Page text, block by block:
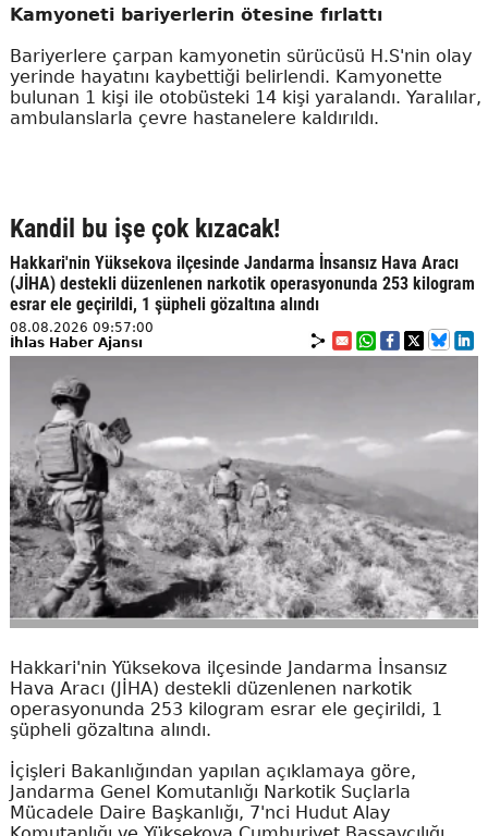
Kamyoneti bariyerlerin ötesine fırlattı
Bariyerlere çarpan kamyonetin sürücüsü H.S'nin olay
yerinde hayatını kaybettiği belirlendi. Kamyonette
bulunan 1 kişi ile otobüsteki 14 kişi yaralandı. Yaralılar,
ambulanslarla çevre hastanelere kaldırıldı.
Kandil bu işe çok kızacak!
Hakkari'nin Yüksekova ilçesinde Jandarma İnsansız Hava Aracı
(JİHA) destekli düzenlenen narkotik operasyonunda 253 kilogram
esrar ele geçirildi, 1 şüpheli gözaltına alındı
08.08.2026 09:57:00
İhlas Haber Ajansı
Hakkari'nin Yüksekova ilçesinde Jandarma İnsansız
Hava Aracı (JİHA) destekli düzenlenen narkotik
operasyonunda 253 kilogram esrar ele geçirildi, 1
şüpheli gözaltına alındı.
İçişleri Bakanlığından yapılan açıklamaya göre,
Jandarma Genel Komutanlığı Narkotik Suçlarla
Mücadele Daire Başkanlığı, 7'nci Hudut Alay